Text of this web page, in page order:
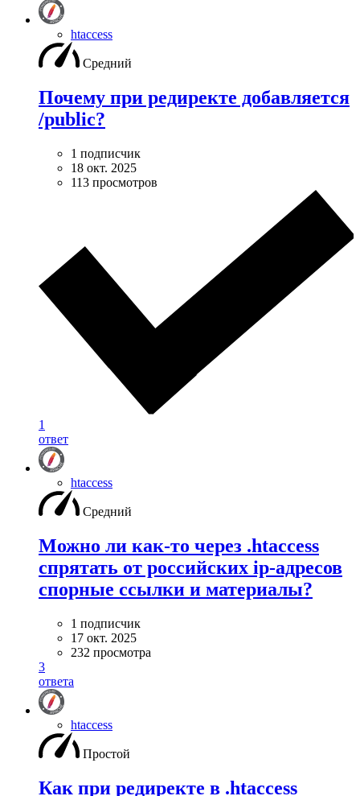
htaccess
Средний
Почему при редиректе добавляется
/public?
1 подписчик
18 окт. 2025
113 просмотров
1
ответ
htaccess
Средний
Можно ли как-то через .htaccess
спрятать от российских ip-адресов
спорные ссылки и материалы?
1 подписчик
17 окт. 2025
232 просмотра
3
ответа
htaccess
Простой
Как при редиректе в .htaccess